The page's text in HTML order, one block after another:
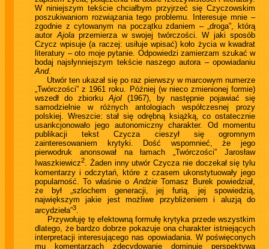
W niniejszym tekście chciałbym przyjrzeć się Czyczowskim
poszukiwaniom rozwiązania tego problemu. Interesuje mnie –
zgodnie z cytowanym na początku zdaniem – „droga”, którą
autorAjolaprzemierza w swojej twórczości. W jaki sposób
Czycz wpisuje (a raczej: usiłuje wpisać) koło życia w kwadrat
literatury – oto moje pytanie. Odpowiedzi zamierzam szukać w
bodaj najsłynniejszym tekście naszego autora – opowiadaniu
And.
Utwór ten ukazał się po raz pierwszy w marcowym numerze
„Twórczości” z 1961 roku. Później (w nieco zmienionej formie)
wszedł do zbiorkuAjol (1967), by następnie pojawiać się
samodzielnie w różnych antologiach współczesnej prozy
polskiej. Wreszcie: stał się odrębną książką, co ostatecznie
usankcjonowało jego autonomiczny charakter. Od momentu
publikacji tekst Czycza cieszył się ogromnym
zainteresowaniem krytyki. Dość wspomnieć, że jego
pierwodruk anonsował na łamach „Twórczości” Jarosław
Iwaszkiewicz2. Żaden inny utwór Czycza nie doczekał się tylu
komentarzy i odczytań, które z czasem ukonstytuowały jego
popularność. To właśnie o AndzieTomasz Burek powiedział,
że był „szlochem generacji, jej furią, jej spowiedzią,
największym jakie jest możliwe przybliżeniem i aluzją do
arcydzieła”3
Przywołuję tę efektowną formułę krytyka przede wszystkim
dlatego, że bardzo dobrze pokazuje ona charakter istniejących
interpretacji interesującego nas opowiadania. W poświęconych
mu komentarzach zdecydowanie dominuje perspektywa